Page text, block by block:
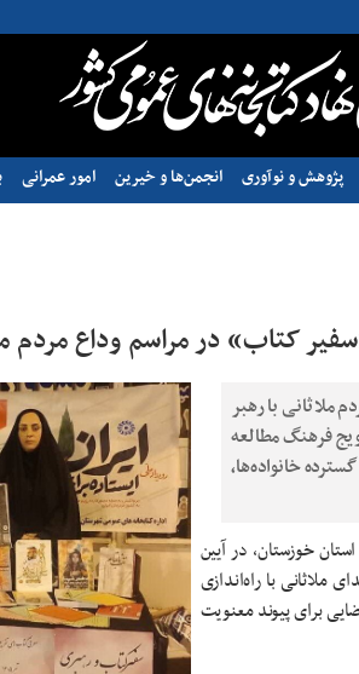
پژوهش و نوآوری انجمن‌ها و خیرین امور عمرانی
کتاب» در مراسم وداع مردم
ملاثانی با رهبر
فرهنگ مطالعه
خانواده‌ها،
خوزستان، در آیین
ملاثانی با راه‌اندازی
برای پیوند معنویت